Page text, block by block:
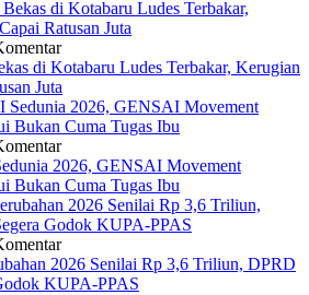
di Kotabaru Ludes Terbakar, Kerugian
Juta
2026, GENSAI Movement
Bukan Cuma Tugas Ibu
2026 Senilai Rp 3,6 Triliun, DPRD
KUPA-PPAS